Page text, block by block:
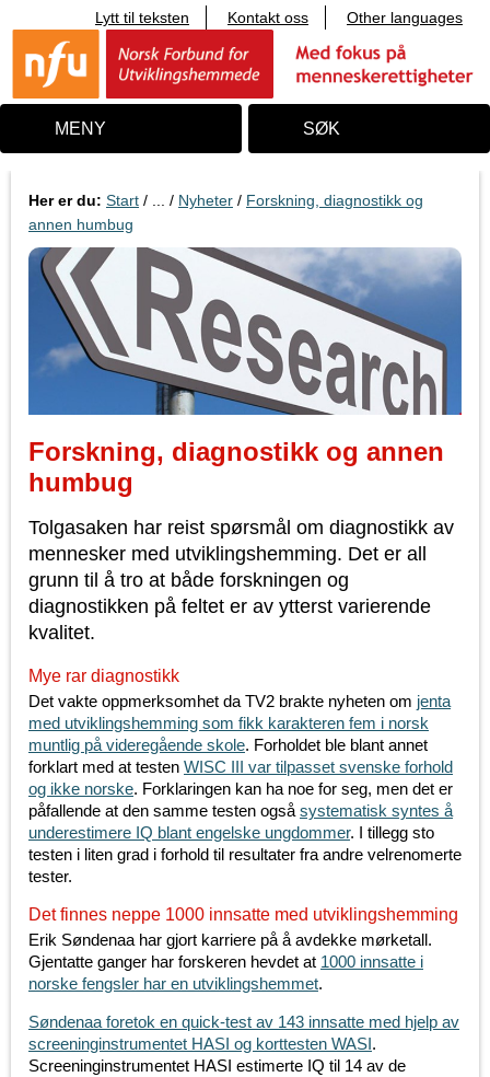
i
n
o
Lytt til teksten Kontakt oss Other languages
MENY SØK
Her er du: Start / ... / Nyheter / Forskning, diagnostikk og
annen humbug
Forskning, diagnostikk og annen
humbug
Tolgasaken har reist spørsmål om diagnostikk av
mennesker med utviklingshemming. Det er all
grunn til å tro at både forskningen og
diagnostikken på feltet er av ytterst varierende
kvalitet.
Mye rar diagnostikk
Det vakte oppmerksomhet da TV2 brakte nyheten om jenta
med utviklingshemming som fikk karakteren fem i norsk
muntlig på videregående skole. Forholdet ble blant annet
forklart med at testen WISC III var tilpasset svenske forhold
og ikke norske. Forklaringen kan ha noe for seg, men det er
påfallende at den samme testen også systematisk syntes å
underestimere IQ blant engelske ungdommer. I tillegg sto
testen i liten grad i forhold til resultater fra andre velrenomerte
tester.
Det finnes neppe 1000 innsatte med utviklingshemming
Erik Søndenaa har gjort karriere på å avdekke mørketall.
Gjentatte ganger har forskeren hevdet at 1000 innsatte i
norske fengsler har en utviklingshemmet.
Søndenaa foretok en quick-test av 143 innsatte med hjelp av
screeninginstrumentet HASI og korttesten WASI.
Screeninginstrumentet HASI estimerte IQ til 14 av de